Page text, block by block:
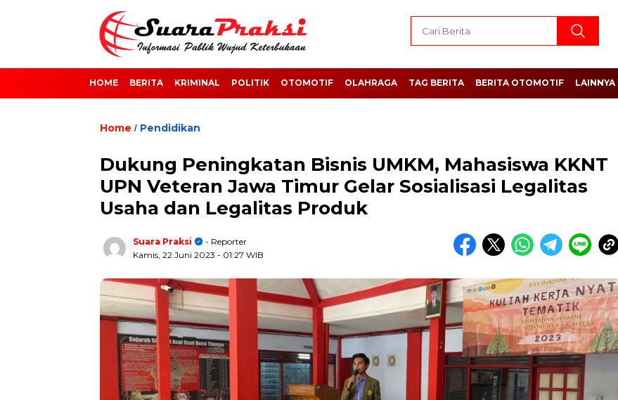
HOME BERITA KRIMINAL POLITIK OTOMOTIF OLAHRAGA TAG BERITA BERITA OTOMOTIF LAINNYA
Home / Pendidikan
Dukung Peningkatan Bisnis UMKM, Mahasiswa KKNT
UPN Veteran Jawa Timur Gelar Sosialisasi Legalitas
Usaha dan Legalitas Produk
Suara Praksi
- Reporter
Kamis, 22 Juni 2023 - 01:27 WIB